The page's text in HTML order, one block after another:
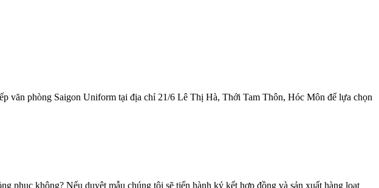
văn phòng Saigon Uniform tại địa chỉ 21/6 Lê Thị Hà, Thới Tam Thôn, Hóc Môn để lựa chọn
phục không? Nếu duyệt mẫu chúng tôi sẽ tiến hành ký kết hợp đồng và sản xuất hàng loạt